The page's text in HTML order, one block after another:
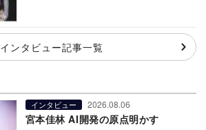
インタビュー記事一覧
インタビュー 2026.08.06
宮本佳林 AI開発の原点明かす